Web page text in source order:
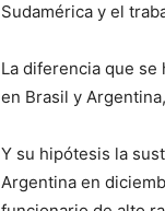
Sudamérica y el
La diferencia que
en Brasil y
Y su hipótesis la
Argentina en